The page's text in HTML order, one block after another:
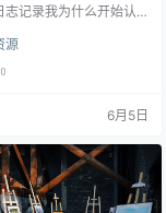
下定决心
志记录我为什么开始认
、AI 时代笔记价值和 O
设计的重新思考。
源
0
6月5日